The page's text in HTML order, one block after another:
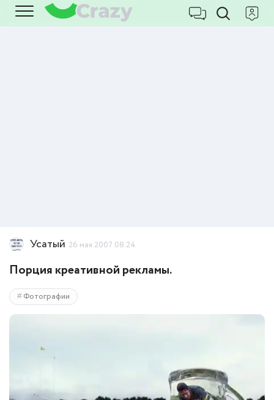
Усатый 26 мая 2007 08:24
Порция креативной рекламы.
Фотографии